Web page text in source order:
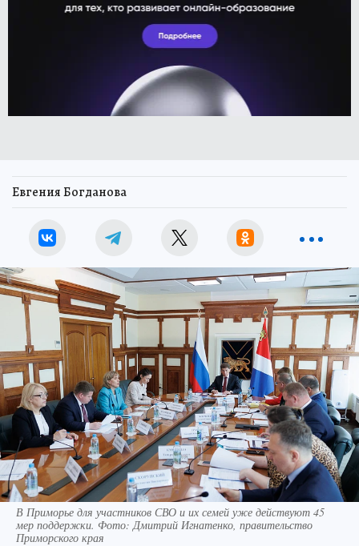
Евгения Богданова
В Приморье для участников СВО и их семей уже действуют 45
мер поддержки. Фото: Дмитрий Игнатенко, правительство
Приморского края